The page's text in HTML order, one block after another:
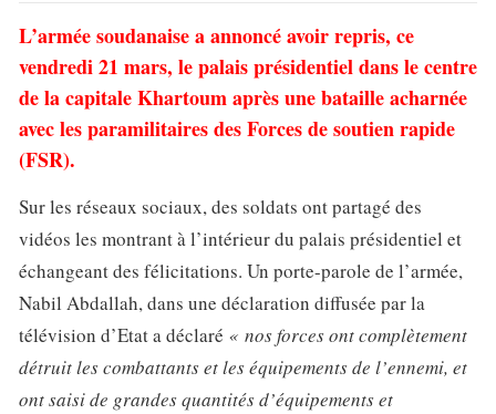
L’armée soudanaise a annoncé avoir repris, ce
vendredi 21 mars, le palais présidentiel dans le centre
de la capitale Khartoum après une bataille acharnée
avec les paramilitaires des Forces de soutien rapide
(FSR).
Sur les réseaux sociaux, des soldats ont partagé des
vidéos les montrant à l’intérieur du palais présidentiel et
échangeant des félicitations. Un porte-parole de l’armée,
Nabil Abdallah, dans une déclaration diffusée par la
télévision d’Etat a déclaré « nos forces ont complètement
détruit les combattants et les équipements de l’ennemi, et
ont saisi de grandes quantités d’équipements et